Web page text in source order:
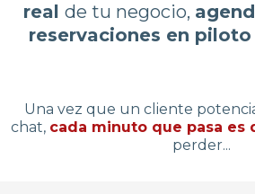
real de tu negocio,
reservaciones en
Una vez que un cliente
chat, cada minuto que pasa es
perder...